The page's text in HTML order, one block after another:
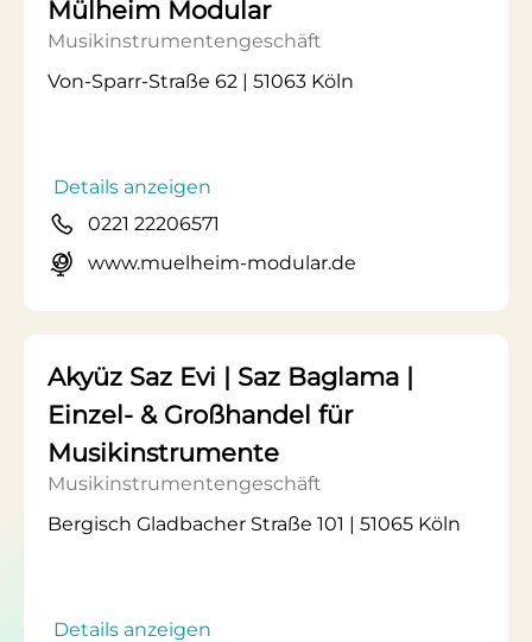
Mülheim Modular
Musikinstrumentengeschäft
Von-Sparr-Straße 62 | 51063 Köln
Details anzeigen
0221 22206571
www.muelheim-modular.de
Akyüz Saz Evi | Saz Baglama |
Einzel- & Großhandel für
Musikinstrumente
Musikinstrumentengeschäft
Bergisch Gladbacher Straße 101 | 51065 Köln
Details anzeigen